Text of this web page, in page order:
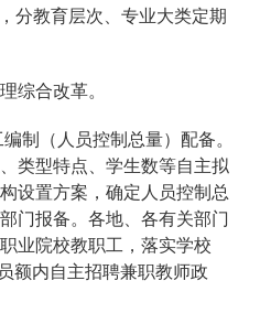
分教育层次、专业大类定期
综合改革。
制（人员控制总量）配备。
类型特点、学生数等自主拟
设置方案，确定人员控制总
门报备。各地、各有关部门
业院校教职工，落实学校
额内自主招聘兼职教师政